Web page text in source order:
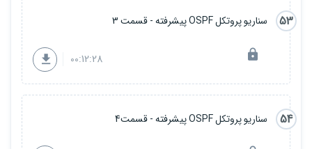
53 سناریو پروتکل OSPF پیشرفته - قسمت 3
00:12:28
54 سناریو پروتکل OSPF پیشرفته - قسمت4